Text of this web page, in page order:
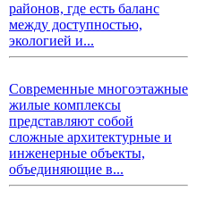
районов, где есть баланс
между доступностью,
экологией и...
Современные многоэтажные
жилые комплексы
представляют собой
сложные архитектурные и
инженерные объекты,
объединяющие в...